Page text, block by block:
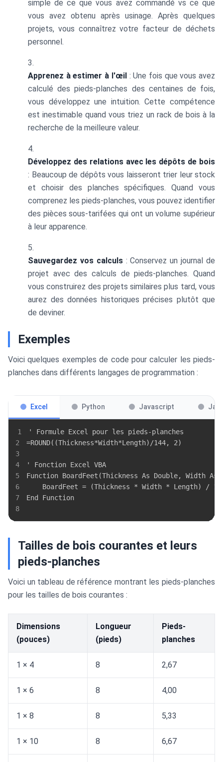
simple de ce que vous avez commandé vs ce que
vous avez obtenu après usinage. Après quelques
projets, vous connaîtrez votre facteur de déchets
personnel.
Apprenez à estimer à l'œil : Une fois que vous avez
calculé des pieds-planches des centaines de fois,
vous développez une intuition. Cette compétence
est inestimable quand vous triez un rack de bois à la
recherche de la meilleure valeur.
Développez des relations avec les dépôts de bois
: Beaucoup de dépôts vous laisseront trier leur stock
et choisir des planches spécifiques. Quand vous
comprenez les pieds-planches, vous pouvez identifier
des pièces sous-tarifées qui ont un volume supérieur
à leur apparence.
Sauvegardez vos calculs: Conservez un journal de
projet avec des calculs de pieds-planches. Quand
vous construirez des projets similaires plus tard, vous
aurez des données historiques précises plutôt que
de deviner.
Exemples
Voici quelques exemples de code pour calculer les pieds-
planches dans différents langages de programmation :
Excel Python Javascript
1
2
3
4
5
6
7
8
Tailles de bois courantes et leurs
pieds-planches
Voici un tableau de référence montrant les pieds-planches
pour les tailles de bois courantes :
Dimensions
(pouces)
Longueur
(pieds)
Pieds-
planches
1 × 4 8 2,67
1 × 6 8 4,00
1 × 8 8 5,33
1 × 10 8 6,67